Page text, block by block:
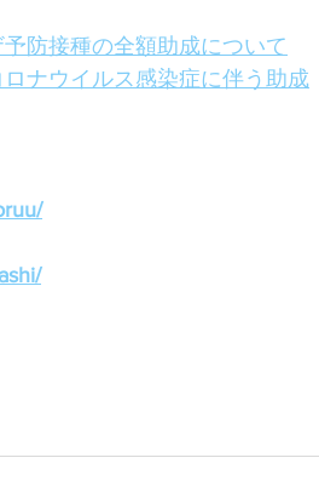
防接種の全額助成について
ナウイルス感染症に伴う助成